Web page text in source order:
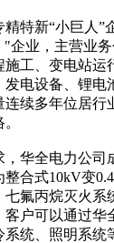
特新“小巨人”
企业，主营业
工、变电站运
电设备、锂电
续多年位居行
华全电力公司
合式10kV变
氟丙烷灭火系
户可以通过华
统、照明系统